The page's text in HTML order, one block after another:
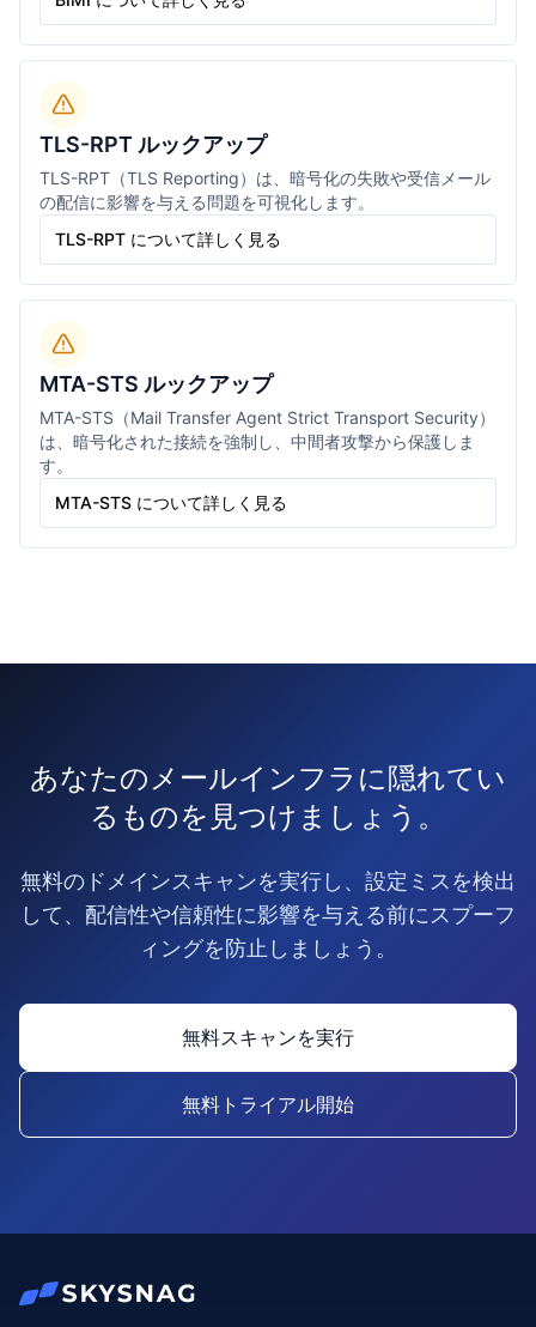
TLS-RPT ルックアップ
TLS-RPT（TLS Reporting）は、暗号化の失敗や受信メール
の配信に影響を与える問題を可視化します。
TLS-RPT について詳しく見る
MTA-STS ルックアップ
MTA-STS（Mail Transfer Agent Strict Transport Security）
は、暗号化された接続を強制し、中間者攻撃から保護しま
す。
MTA-STS について詳しく見る
あなたのメールインフラに隠れてい
るものを見つけましょう。
無料のドメインスキャンを実行し、設定ミスを検出
して、配信性や信頼性に影響を与える前にスプーフ
ィングを防止しましょう。
無料スキャンを実行
無料トライアル開始